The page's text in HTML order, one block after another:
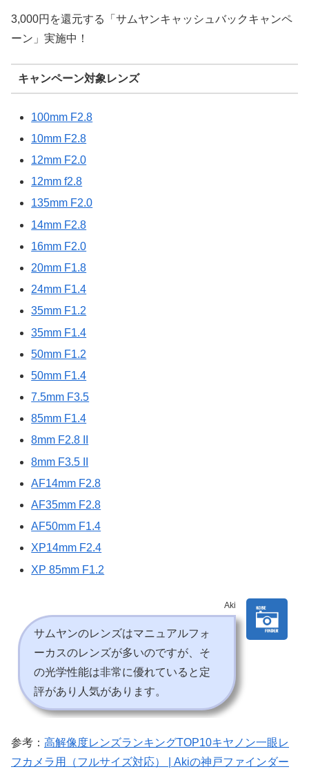
3,000円を還元する「サムヤンキャッシュバックキャンペ
ーン」実施中！
キャンペーン対象レンズ
100mm F2.8
10mm F2.8
12mm F2.0
12mm f2.8
135mm F2.0
14mm F2.8
16mm F2.0
20mm F1.8
24mm F1.4
35mm F1.2
35mm F1.4
50mm F1.2
50mm F1.4
7.5mm F3.5
85mm F1.4
8mm F2.8 II
8mm F3.5 II
AF14mm F2.8
AF35mm F2.8
AF50mm F1.4
XP14mm F2.4
XP 85mm F1.2
Aki
サムヤンのレンズはマニュアルフォ
ーカスのレンズが多いのですが、そ
の光学性能は非常に優れていると定
評があり人気があります。
参考： 高解像度レンズランキングTOP10キヤノン一眼レ
フカメラ用（フルサイズ対応） | Akiの神戸ファインダー